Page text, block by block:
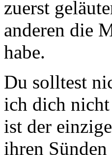
zuerst
anderen die
habe.
Du solltest
ich dich nicht
ist der
ihren